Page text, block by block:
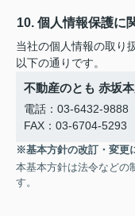
10. 個人情報保護に
当社の個人情報の取り
以下の通りです。
不動産のとも 赤坂
電話：03-6432-9888
FAX：03-6704-5293
※基本方針の改訂・変更
本基本方針は法令などの
す。